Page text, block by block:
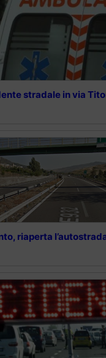
stradale in via
riaperta